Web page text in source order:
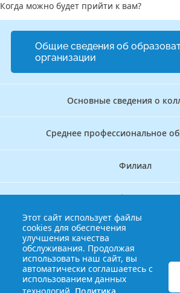
Когда можно будет прийти к вам?
Общие сведения об
организации
Основные сведения о
Среднее профессиональное
Филиал
Дополнительное
Аккредитационно —
Бережливый
Этот сайт использует файлы
cookies для обеспечения
улучшения качества
обслуживания. Продолжая
использовать наш сайт, вы
автоматически соглашаетесь с
использованием данных